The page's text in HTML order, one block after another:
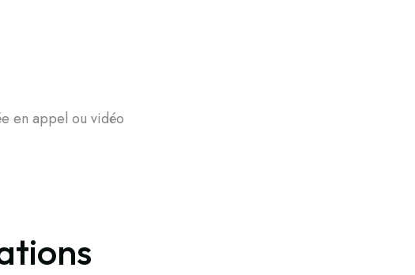
en appel ou vidéo